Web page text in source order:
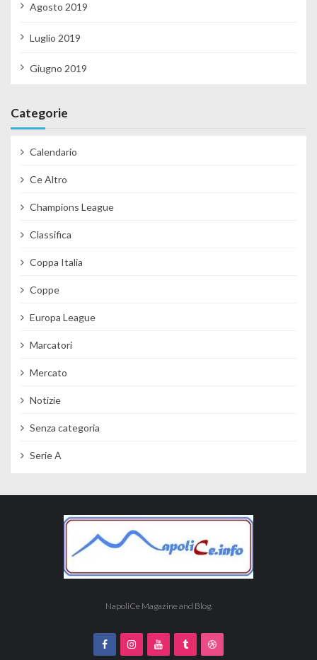
Agosto 2019
Luglio 2019
Giugno 2019
Categorie
Calendario
Ce Altro
Champions League
Classifica
Coppa Italia
Coppe
Europa League
Marcatori
Mercato
Notizie
Senza categoria
Serie A
NapoliCe Magazine and Blog.